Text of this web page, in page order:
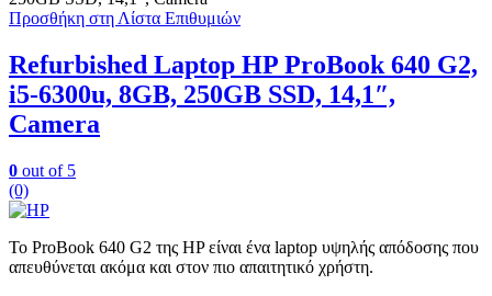
Προσθήκη στη Λίστα Επιθυμιών
Refurbished Laptop HP ProBook 640 G2,
i5-6300u, 8GB, 250GB SSD, 14,1″,
Camera
0 out of 5
(0)
Το ProBook 640 G2 της HP είναι ένα laptop υψηλής απόδοσης που
απευθύνεται ακόμα και στον πιο απαιτητικό χρήστη.